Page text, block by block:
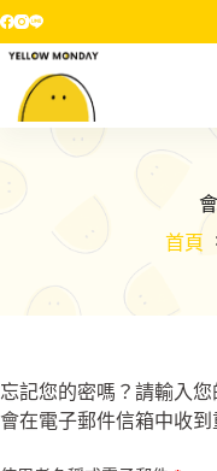
跳
至
首頁
忘記您的密嗎？請輸入
會在電子郵件信箱中收到